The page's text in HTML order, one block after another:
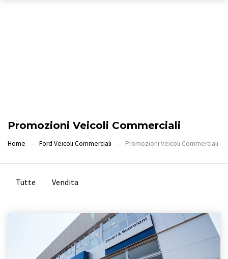
Promozioni Veicoli Commerciali
Home Ford Veicoli Commerciali Promozioni Veicoli Commerciali
Tutte Vendita